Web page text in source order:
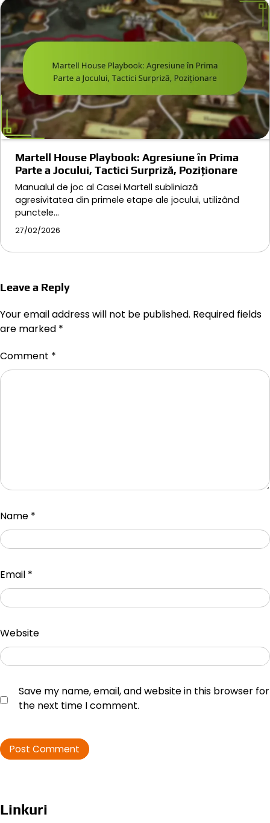
Martell House Playbook: Agresiune în Prima
Parte a Jocului, Tactici Surpriză, Poziționare
Manualul de joc al Casei Martell subliniază
agresivitatea din primele etape ale jocului, utilizând
punctele…
27/02/2026
Leave a Reply
Your email address will not be published. Required fields
are marked *
Comment *
Name *
Email *
Website
Save my name, email, and website in this browser for
the next time I comment.
Linkuri